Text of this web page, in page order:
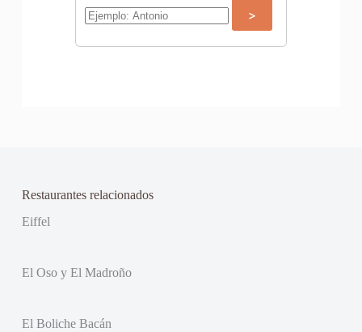
Restaurantes relacionados
Eiffel
El Oso y El Madroño
El Boliche Bacán